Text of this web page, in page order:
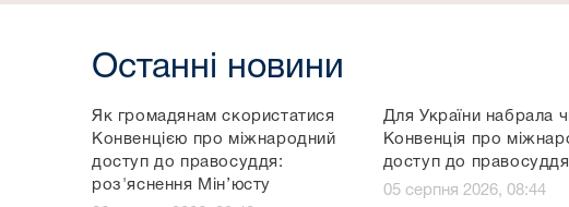
Останні новини
Як громадянам скористатися
Конвенцією про міжнародний
доступ до правосуддя:
роз'яснення Мін’юсту
Для України набрала
Конвенція про
доступ до правосуддя
05 серпня 2026, 08:44